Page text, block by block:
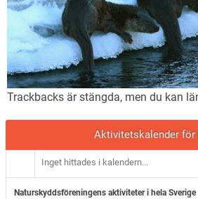
Trackbacks är stängda, men du kan
Aktivitetskalender för
Inget hittades i kalendern...
Naturskyddsföreningens aktiviteter i hela Sverige